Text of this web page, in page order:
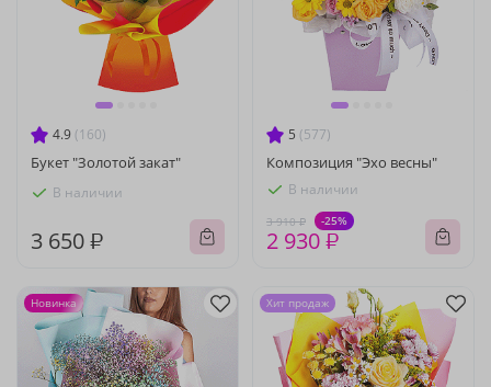
4.9 (160)
Букет "Золотой закат"
В наличии
3 650 ₽
5 (577)
Композиция "Эхо весны"
В наличии
3 910 ₽ -25%
2 930 ₽
Новинка Хит продаж